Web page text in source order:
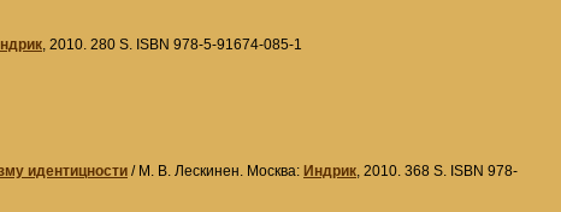
, 2010. 280 S. ISBN 978-5-91674-085-1
идентицности / М. В. Лескинен. Москва: Индрик , 2010. 368 S. ISBN 978-